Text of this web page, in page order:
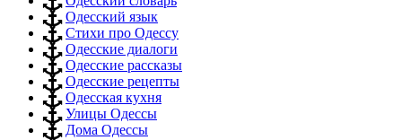
Одесский язык
Стихи про Одессу
Одесские диалоги
Одесские рассказы
Одесские рецепты
Одесская кухня
Улицы Одессы
Дома Одессы